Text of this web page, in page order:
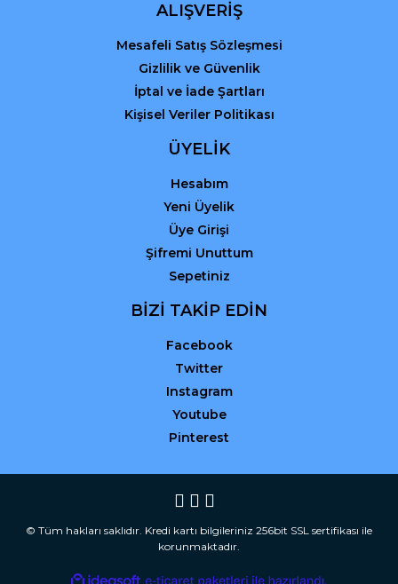
ALIŞVERİŞ
Mesafeli Satış Sözleşmesi
Gizlilik ve Güvenlik
İptal ve İade Şartları
Kişisel Veriler Politikası
ÜYELİK
Hesabım
Yeni Üyelik
Üye Girişi
Şifremi Unuttum
Sepetiniz
BİZİ TAKİP EDİN
Facebook
Twitter
Instagram
Youtube
Pinterest
© Tüm hakları saklıdır. Kredi kartı bilgileriniz 256bit SSL sertifikası ile
korunmaktadır.
ideasoft e-